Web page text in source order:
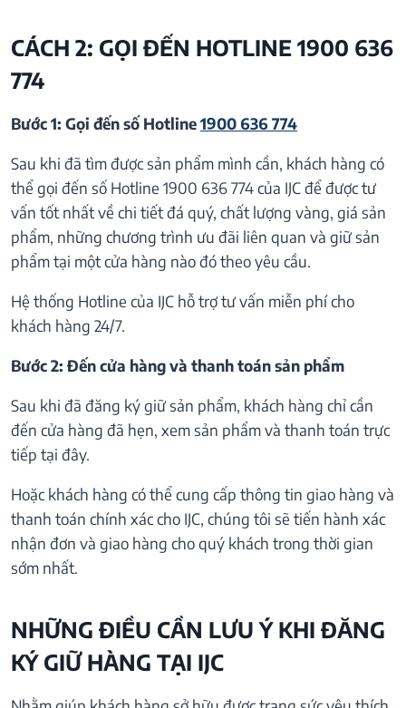
CÁCH 2: GỌI ĐẾN HOTLINE 1900 636
774
Bước 1: Gọi đến số Hotline1900 636 774
Sau khi đã tìm được sản phẩm mình cần, khách hàng có
thể gọi đến số Hotline 1900 636 774 của IJC để được tư
vấn tốt nhất về chi tiết đá quý, chất lượng vàng, giá sản
phẩm, những chương trình ưu đãi liên quan và giữ sản
phẩm tại một cửa hàng nào đó theo yêu cầu.
Hệ thống Hotline của IJC hỗ trợ tư vấn miễn phí cho
khách hàng 24/7.
Bước 2: Đến cửa hàng và thanh toán sản phẩm
Sau khi đã đăng ký giữ sản phẩm, khách hàng chỉ cần
đến cửa hàng đã hẹn, xem sản phẩm và thanh toán trực
tiếp tại đây.
Hoặc khách hàng có thể cung cấp thông tin giao hàng và
thanh toán chính xác cho IJC, chúng tôi sẽ tiến hành xác
nhận đơn và giao hàng cho quý khách trong thời gian
sớm nhất.
NHỮNG ĐIỀU CẦN LƯU Ý KHI ĐĂNG
KÝ GIỮ HÀNG TẠI IJC